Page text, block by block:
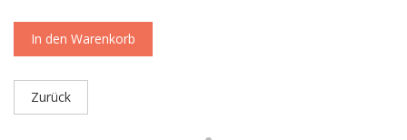
In den Warenkorb
Zurück